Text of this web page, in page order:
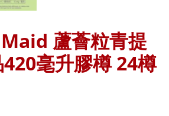
蘆薈粒青提
毫升膠樽 24樽